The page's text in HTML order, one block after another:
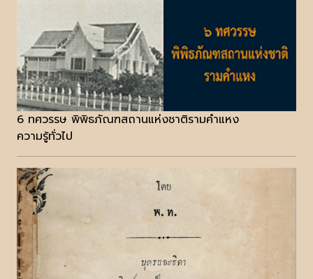
6 ทศวรรษ พิพิธภัณฑสถานแห่งชาติรามคำแหง
ความรู้ทั่วไป